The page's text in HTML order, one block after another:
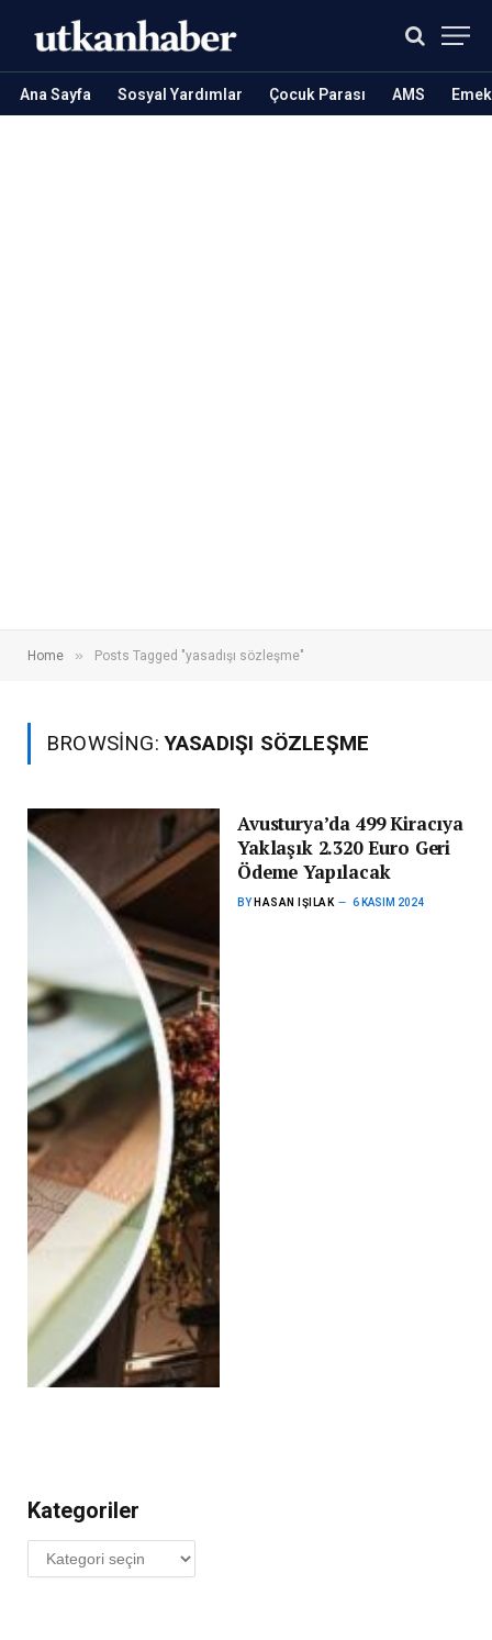
Ana Sayfa Sosyal Yardımlar Çocuk Parası AMS
Home » Posts Tagged "yasadışı sözleşme"
BROWSING:YASADIŞI SÖZLEŞME
Avusturya’da 499 Kiracıya
Yaklaşık 2.320 Euro Geri
Ödeme Yapılacak
BY HASAN IŞILAK 6 KASIM 2024
Kategoriler
Kategoriler